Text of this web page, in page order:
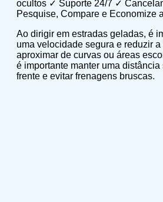
ocultos ✓ Suporte 24/7 ✓
Pesquise, Compare e Economize
Ao dirigir em estradas geladas, é
uma velocidade segura e reduzir
aproximar de curvas ou áreas
é importante manter uma
frente e evitar frenagens bruscas.